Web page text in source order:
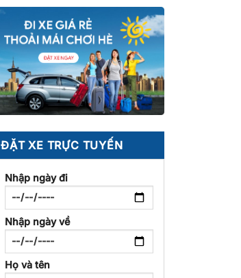
ĐẶT XE TRỰC TUYẾN
Nhập ngày đi
Nhập ngày về
Họ và tên